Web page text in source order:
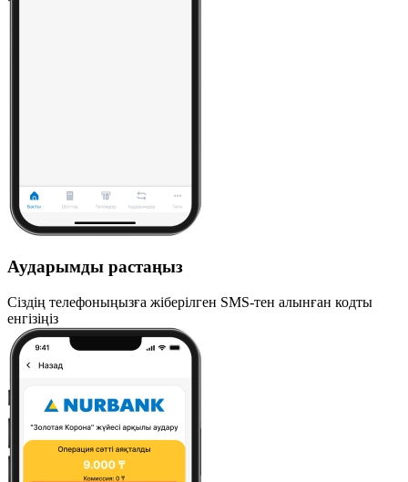
Аударымды растаңыз
Сіздің телефоныңызға жіберілген SMS-тен алынған кодты
енгізіңіз